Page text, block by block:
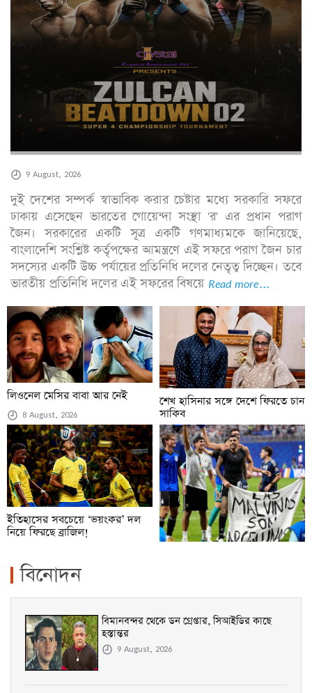
9 August, 2026
দুই দেশের সম্পর্ক স্বাভাবিক করার চেষ্টার মধ্যে সরকারি সফরে
ঢাকায় এসেছেন ভারতের গোয়েন্দা সংস্থা 'র' এর প্রধান পরাগ
জৈন। সরকারের একটি সূত্র একটি গণমাধ্যমকে জানিয়েছে,
বাংলাদেশি সংশ্লিষ্ট কর্তৃপক্ষের আমন্ত্রণে এই সফরে পরাগ জৈন চার
সদস্যের একটি উচ্চ পর্যায়ের প্রতিনিধি দলের নেতৃত্ব দিচ্ছেন। তবে
ভারতীয় প্রতিনিধি দলের এই সফরের বিষয়ে Read more...
লিওনেল মেসির বাবা আর নেই
8 August, 2026
শেখ হাসিনার সঙ্গে দেশে ফিরতে চান
সাকিব
7 August, 2026
ইতিহাসের সবচেয়ে ‘ভয়ংকর’ দল
নিয়ে ফিরছে ব্রাজিল!
বিনোদন
বিমানবন্দর থেকে ডন গ্রেপ্তার, সিআইডির কাছে
হস্তান্তর
9 August, 2026